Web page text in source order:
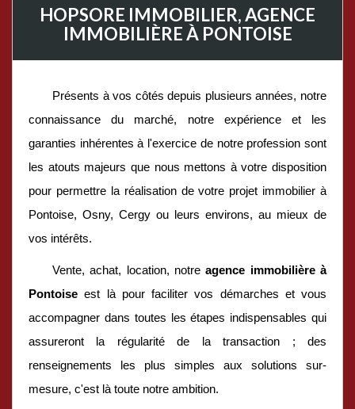
HOPSORE IMMOBILIER, AGENCE
IMMOBILIÈRE À PONTOISE
Présents à vos côtés depuis plusieurs années, notre
connaissance du marché, notre expérience et les
garanties inhérentes à l'exercice de notre profession sont
les atouts majeurs que nous mettons à votre disposition
pour permettre la réalisation de votre projet immobilier à
Pontoise, Osny, Cergy ou leurs environs, au mieux de
vos intérêts.
Vente, achat, location, notreagence immobilière à
Pontoise est là pour faciliter vos démarches et vous
accompagner dans toutes les étapes indispensables qui
assureront la régularité de la transaction ; des
renseignements les plus simples aux solutions sur-
mesure, c'est là toute notre ambition.